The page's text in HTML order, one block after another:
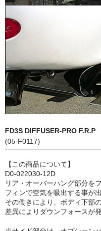
トラスト
ホイルパーツ
吸排気系
エアロキャッチ
FUNK MOTORSPORT
お問い合わせ
Contact form
Sitemap
FD3S DIFFUSER-PRO F.R.P
(05-F0117)
【この商品について】
D0-022030-12D
リア・オーバーハング部分を
フィンで空気を吸出する事が出
その働きにより、ボディ下部
差異によりダウンフォースが発